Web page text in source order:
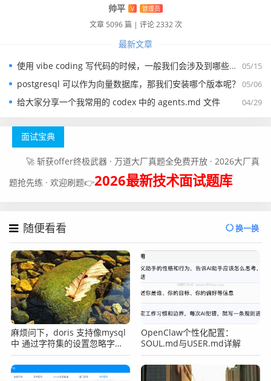
帅平 V 管理员
文章 5096 篇 | 评论 2332 次
最新文章
05/15
使用 vibe coding 写代码的时候，一般我们会涉及到哪些提示词？
05/06
postgresql 可以作为向量数据库，那我们安装哪个版本呢？
04/29
给大家分享一个我常用的 codex 中的 agents.md 文件
面试宝典
🚀 斩获offer终极武器 · 万道大厂真题全免费开放 · 2026大厂真
题抢先练 · 欢迎刷题👉2026最新技术面试题库
随便看看 换一换
麻烦问下，doris 支持像mysql
中 通过字符集的设置忽略字段
值的大小写吗
OpenClaw个性化配置：
SOUL.md与USER.md详解